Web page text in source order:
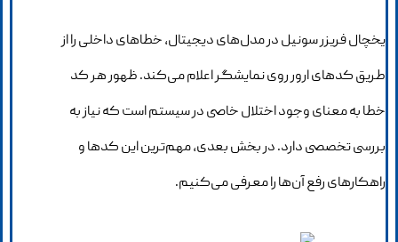
یخچال فریزر سونیل در مدل‌های دیجیتال، خطاهای داخلی را از
طریق کدهای ارور روی نمایشگر اعلام می‌کند. ظهور هر کد
خطا به معنای وجود اختلال خاصی در سیستم است که نیاز به
بررسی تخصصی دارد. در بخش بعدی، مهم‌ترین این کدها و
راهکارهای رفع آن‌ها را معرفی می‌کنیم.